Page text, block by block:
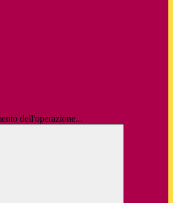
dell'operazione...